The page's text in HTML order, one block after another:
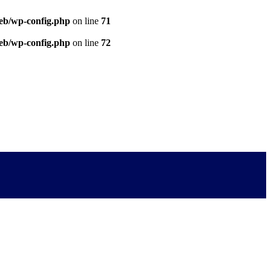
wp-config.php on line 71
wp-config.php on line 72